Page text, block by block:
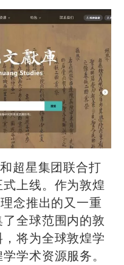
超星集团联合打
上线。作为敦煌
念推出的又一重
全球范围内的敦
将为全球敦煌学
学术资源服务。